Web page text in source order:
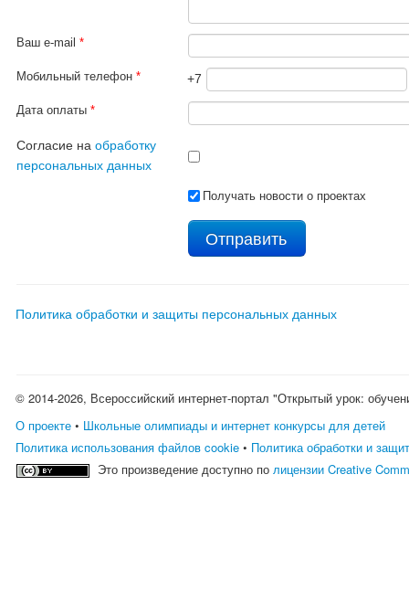
Ваш e-mail*
Мобильный телефон* +7
Дата оплаты*
Согласие наобработку
персональных данных
Получать новости о проектах
Политика обработки и защиты персональных данных
© 2014-2026, Всероссийский интернет-портал "Открытый урок:
О проекте • Школьные олимпиады и интернет конкурсы для детей
Политика использования файлов cookie • Политика обработки и
Это произведение доступно полицензии Creative